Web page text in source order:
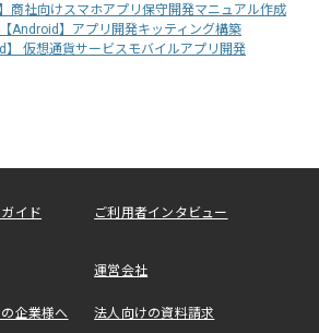
】商社向けスマホアプリ保守開発マニュアル作成
【Android】アプリ開発キッティング構築
】 仮想通貨サービスモバイルアプリ開発
イド ご利用者インタビュー
運営会社
企業様へ 法人向けの資料請求